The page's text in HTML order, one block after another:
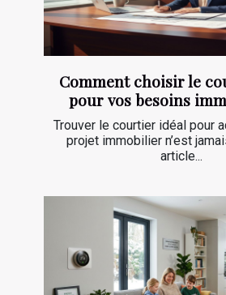
Comment choisir le
pour vos besoins
Trouver le courtier idéal pour
projet immobilier n’est
article...